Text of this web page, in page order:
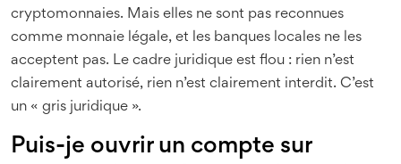
cryptomonnaies. Mais elles ne sont pas reconnues
comme monnaie légale, et les banques locales ne les
acceptent pas. Le cadre juridique est flou : rien n’est
clairement autorisé, rien n’est clairement interdit. C’est
un « gris juridique ».
Puis-je ouvrir un compte sur